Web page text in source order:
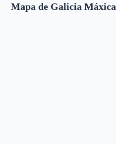
Mapa de Galicia Máxica